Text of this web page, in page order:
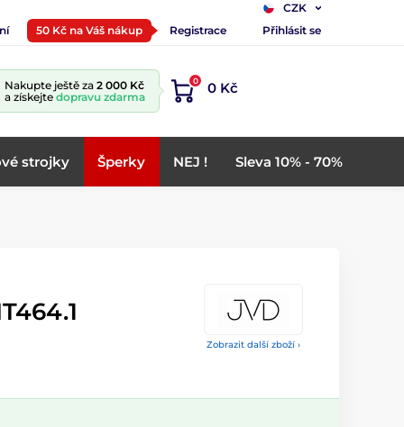
CZK
50 Kč na Váš nákup Registrace Přihlásit se
Nakupte ještě za 2 000 Kč
a získejte dopravu zdarma
0 0 Kč
strojky Šperky NEJ ! Sleva 10% - 70%
Zobrazit další zboží ›